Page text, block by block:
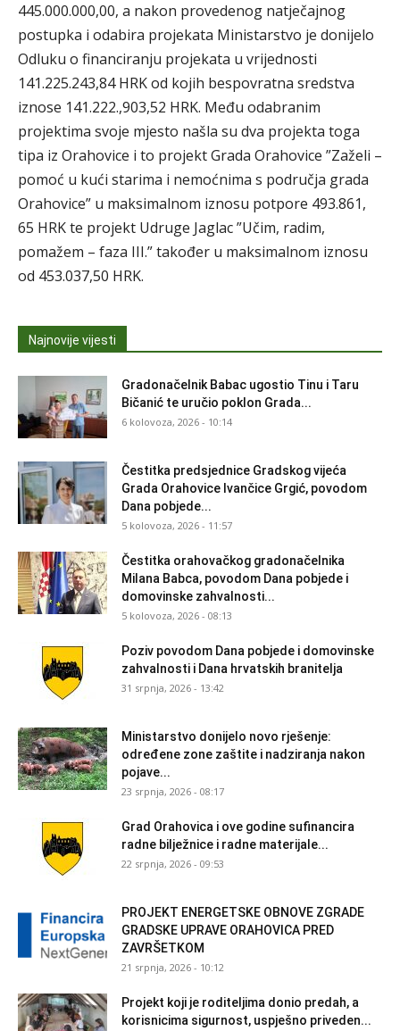
445.000.000,00, a nakon provedenog natječajnog
postupka i odabira projekata Ministarstvo je donijelo
Odluku o financiranju projekata u vrijednosti
141.225.243,84 HRK od kojih bespovratna sredstva
iznose 141.222.,903,52 HRK. Među odabranim
projektima svoje mjesto našla su dva projekta toga
tipa iz Orahovice i to projekt Grada Orahovice ”Zaželi –
pomoć u kući starima i nemoćnima s područja grada
Orahovice” u maksimalnom iznosu potpore 493.861,
65 HRK te projekt Udruge Jaglac ”Učim, radim,
pomažem – faza III.” također u maksimalnom iznosu
od 453.037,50 HRK.
Najnovije vijesti
Gradonačelnik Babac ugostio Tinu i Taru
Bičanić te uručio poklon Grada...
6 kolovoza, 2026 - 10:14
Čestitka predsjednice Gradskog vijeća
Grada Orahovice Ivančice Grgić, povodom
Dana pobjede...
5 kolovoza, 2026 - 11:57
Čestitka orahovačkog gradonačelnika
Milana Babca, povodom Dana pobjede i
domovinske zahvalnosti...
5 kolovoza, 2026 - 08:13
Poziv povodom Dana pobjede i domovinske
zahvalnosti i Dana hrvatskih branitelja
31 srpnja, 2026 - 13:42
Ministarstvo donijelo novo rješenje:
određene zone zaštite i nadziranja nakon
pojave...
23 srpnja, 2026 - 08:17
Grad Orahovica i ove godine sufinancira
radne bilježnice i radne materijale...
22 srpnja, 2026 - 09:53
PROJEKT ENERGETSKE OBNOVE ZGRADE
GRADSKE UPRAVE ORAHOVICA PRED
ZAVRŠETKOM
21 srpnja, 2026 - 10:12
Projekt koji je roditeljima donio predah, a
korisnicima sigurnost, uspješno priveden...